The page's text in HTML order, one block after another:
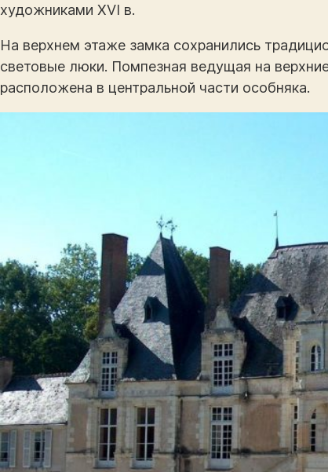
художниками XVI в.
На верхнем этаже замка сохранились
световые люки. Помпезная ведущая на
расположена в центральной части особняка.